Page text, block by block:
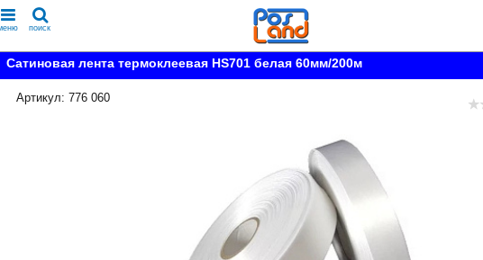
поиск
Сатиновая лента термоклеевая HS701 белая 60мм/200м
Артикул: 776 060